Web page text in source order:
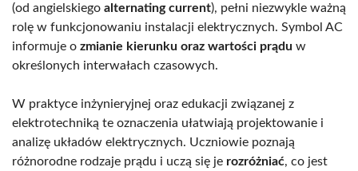
(od angielskiego alternating current), pełni niezwykle ważną
rolę w funkcjonowaniu instalacji elektrycznych. Symbol AC
informuje o zmianie kierunku oraz wartości prądu w
określonych interwałach czasowych.
W praktyce inżynieryjnej oraz edukacji związanej z
elektrotechniką te oznaczenia ułatwiają projektowanie i
analizę układów elektrycznych. Uczniowie poznają
różnorodne rodzaje prądu i uczą się je rozróżniać, co jest